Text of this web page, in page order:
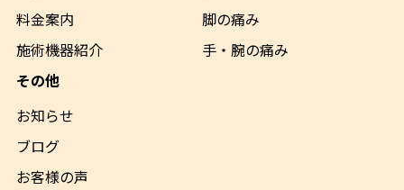
料金案内
施術機器紹介
脚の痛み
手・腕の痛み
その他
お知らせ
ブログ
お客様の声